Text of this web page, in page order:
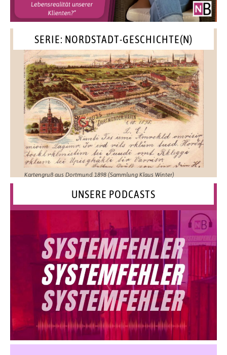
SERIE: NORDSTADT-GESCHICHTE(N)
Kartengruß aus Dortmund 1898 (Sammlung Klaus Winter)
UNSERE PODCASTS